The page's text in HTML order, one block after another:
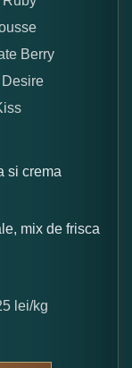
Berry
si crema
mix de frisca
lei/kg